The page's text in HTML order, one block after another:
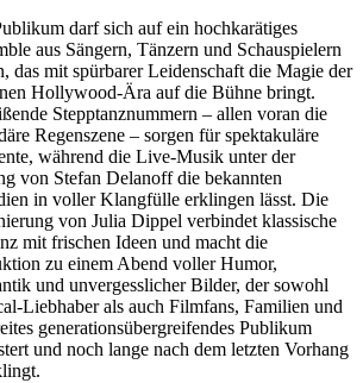
darf sich auf ein hochkarätiges
aus Sängern, Tänzern und Schauspielern
das mit spürbarer Leidenschaft die Magie der
Hollywood-Ära auf die Bühne bringt.
Stepptanznummern – allen voran die
Regenszene – sorgen für spektakuläre
während die Live-Musik unter der
von Stefan Delanoff die bekannten
in voller Klangfülle erklingen lässt. Die
von Julia Dippel verbindet klassische
mit frischen Ideen und macht die
zu einem Abend voller Humor,
und unvergesslicher Bilder, der sowohl
Liebhaber als auch Filmfans, Familien und
generationsübergreifendes Publikum
und noch lange nach dem letzten Vorhang